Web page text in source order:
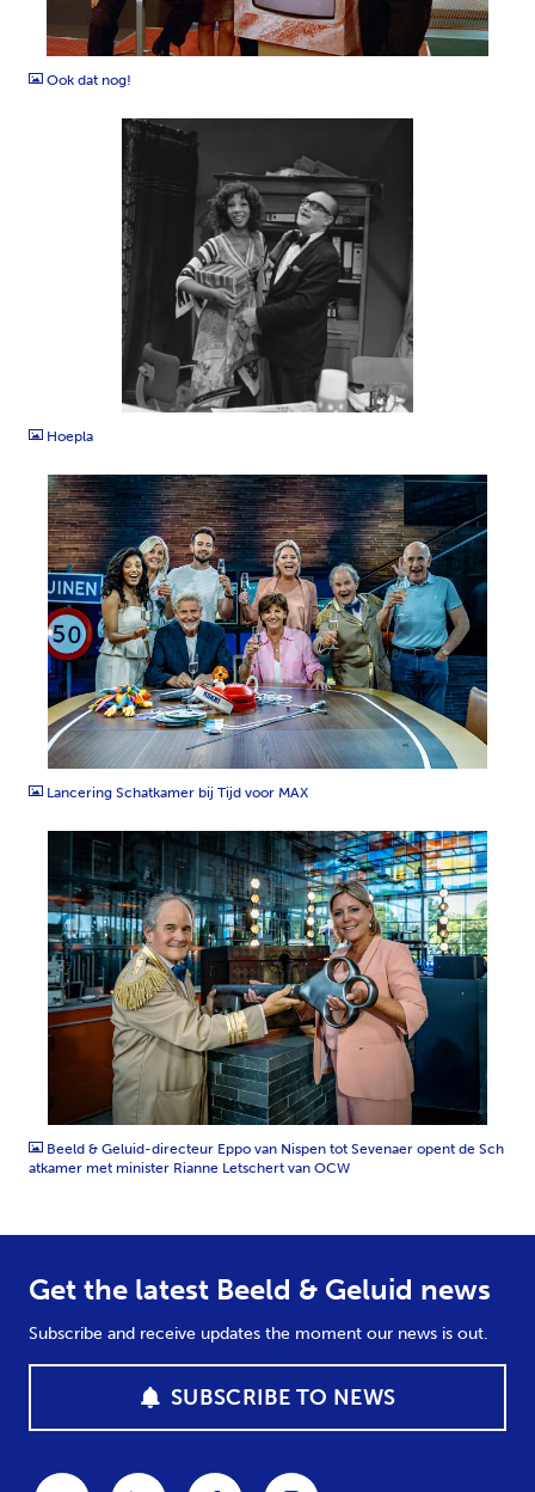
JPG
Ook dat nog!
Hoepla
JPG
Lancering Schatkamer bij Tijd voor MAX
Beeld & Geluid-directeur Eppo van Nispen tot Sevenaer opent de Sch
atkamer met minister Rianne Letschert van OCW
Get the latest Beeld & Geluid news
Subscribe and receive updates the moment our news is out.
SUBSCRIBE TO NEWS